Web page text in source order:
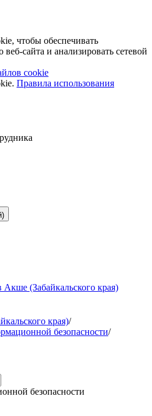
чтобы обеспечивать
сайта и анализировать сетевой
cookie
Правила использования
(Забайкальского края)
края)/
безопасности/
безопасности